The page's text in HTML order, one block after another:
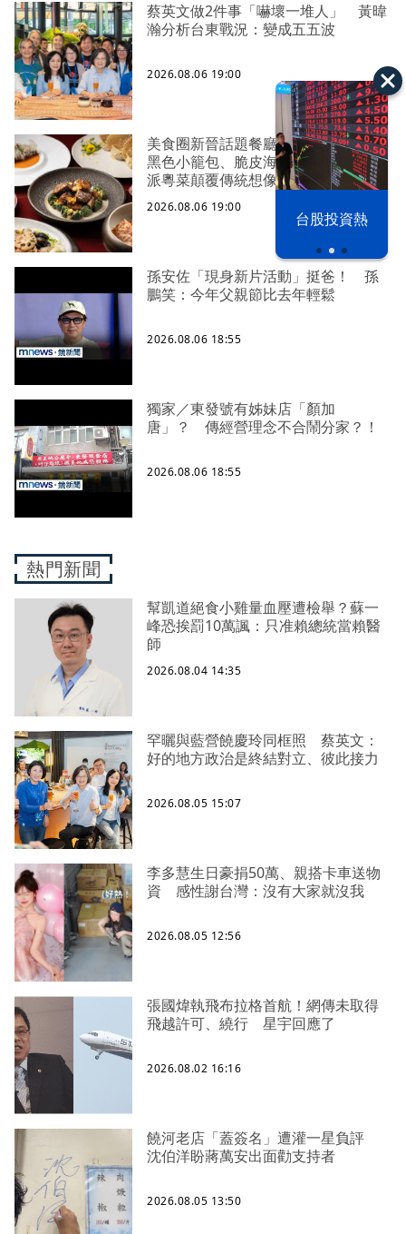
以色列 穹頂
台股投資熱
蔡英文做2件事「嚇壞一堆人」 黃暐
瀚分析台東戰況：變成五五波
2026.08.06 19:00
美食圈新晉話題餐廳「榕居」！新推
黑色小籠包、脆皮海參、M9和牛 新
派粵菜顛覆傳統想像
2026.08.06 19:00
孫安佐「現身新片活動」挺爸！ 孫
鵬笑：今年父親節比去年輕鬆
2026.08.06 18:55
獨家／東發號有姊妹店「顏加
唐」？ 傳經營理念不合鬧分家？！
2026.08.06 18:55
熱門新聞
幫凱道絕食小雞量血壓遭檢舉？蘇一
峰恐挨罰10萬諷：只准賴總統當賴醫
師
2026.08.04 14:35
罕曬與藍營饒慶玲同框照 蔡英文：
好的地方政治是終結對立、彼此接力
2026.08.05 15:07
李多慧生日豪捐50萬、親搭卡車送物
資 感性謝台灣：沒有大家就沒我
2026.08.05 12:56
張國煒執飛布拉格首航！網傳未取得
飛越許可、繞行 星宇回應了
2026.08.02 16:16
饒河老店「蓋簽名」遭灌一星負評
沈伯洋盼蔣萬安出面勸支持者
2026.08.05 13:50